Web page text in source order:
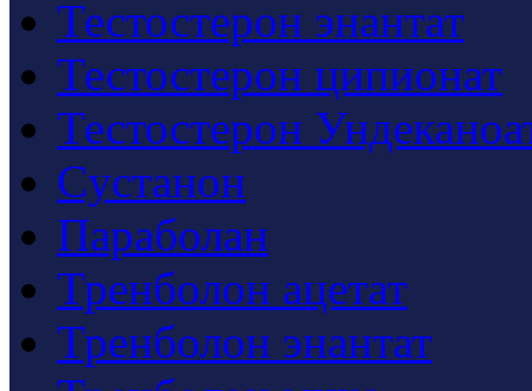
Тестостерон энантат
Тестостерон ципионат
Тестостерон
Cустанон
Параболан
Тренболон ацетат
Тренболон энантат